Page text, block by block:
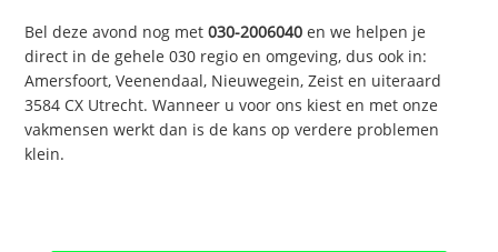
Bel deze avond nog met030-2006040 en we helpen je
direct in de gehele 030 regio en omgeving, dus ook in:
Amersfoort, Veenendaal, Nieuwegein, Zeist en uiteraard
3584 CX Utrecht. Wanneer u voor ons kiest en met onze
vakmensen werkt dan is de kans op verdere problemen
klein.